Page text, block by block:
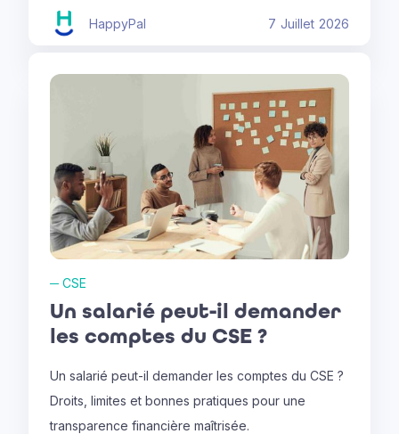
HappyPal 7 Juillet 2026
─ CSE
Un salarié peut-il demander
les comptes du CSE ?
Un salarié peut-il demander les comptes du CSE ?
Droits, limites et bonnes pratiques pour une
transparence financière maîtrisée.